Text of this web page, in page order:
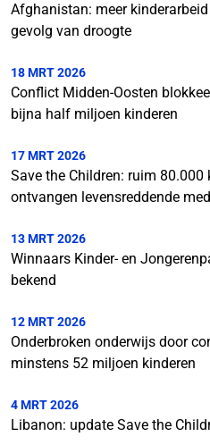
Afghanistan: meer
gevolg van droogte
18 MRT 2026
Conflict Midden-Oosten
bijna half miljoen kinderen
17 MRT 2026
Save the Children: ruim 80.000
ontvangen levensreddende
13 MRT 2026
Winnaars Kinder- en
bekend
12 MRT 2026
Onderbroken onderwijs door
minstens 52 miljoen kinderen
4 MRT 2026
Libanon: update Save the